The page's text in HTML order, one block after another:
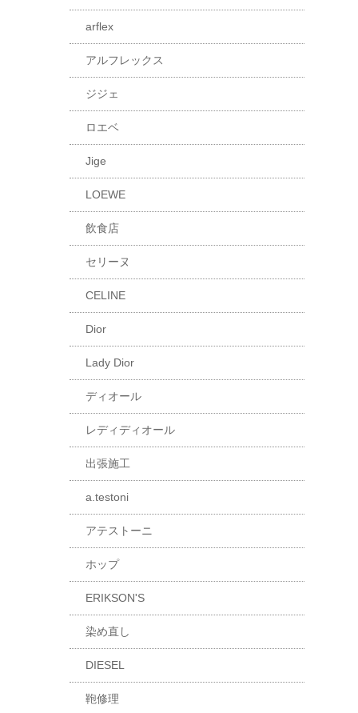
arflex
アルフレックス
ジジェ
ロエベ
Jige
LOEWE
飲食店
セリーヌ
CELINE
Dior
Lady Dior
ディオール
レディディオール
出張施工
a.testoni
アテストーニ
ホップ
ERIKSON'S
染め直し
DIESEL
鞄修理